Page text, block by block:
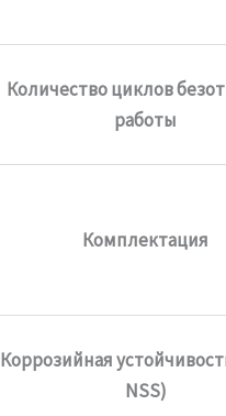
Количество циклов
работы
Комплектация
Коррозийная
NSS)